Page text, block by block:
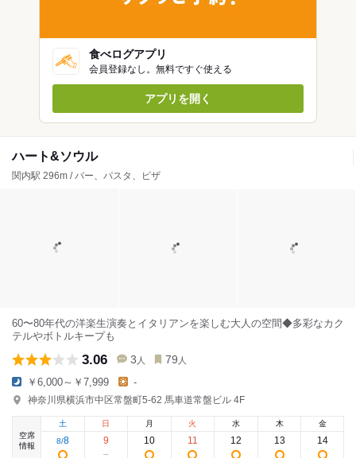
食べログアプリ
会員登録なし。無料ですぐ使える
アプリを開く
ハート&ソウル
関内駅 296m / バー、パスタ、ピザ
60〜80年代の洋楽生演奏とイタリアンを楽しむ大人の空間◆多彩なカク
テルやボトルキープも
3.06 3 人 79 人
￥6,000～￥7,999 -
神奈川県横浜市中区常盤町5-62 馬車道常盤ビル 4F
空席
情報
土
8/8
日
9
月
10
火
11
水
12
木
13
金
14